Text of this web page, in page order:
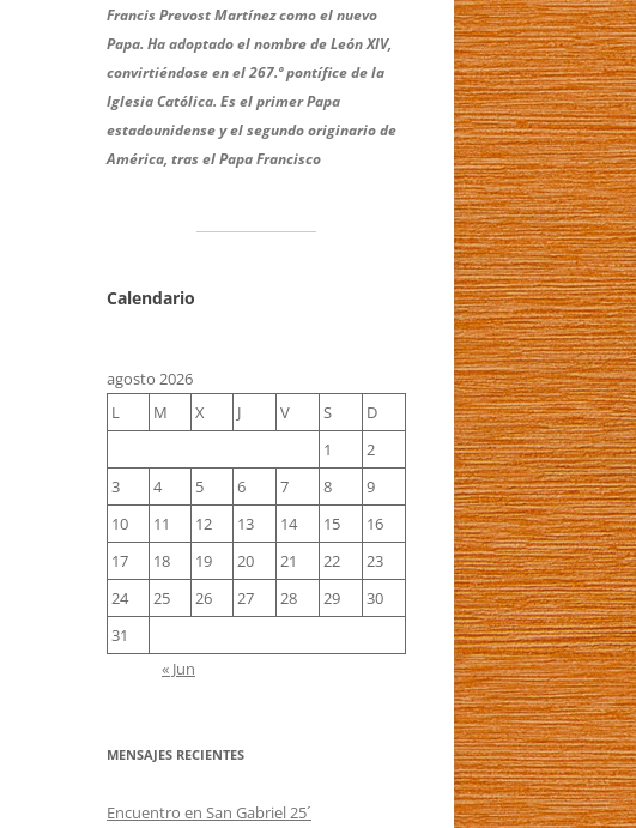
Francis Prevost Martínez como el nuevo
Papa. Ha adoptado el nombre de León XIV,
convirtiéndose en el 267.º pontífice de la
Iglesia Católica. Es el primer Papa
estadounidense y el segundo originario de
América, tras el Papa Francisco
Calendario
agosto 2026
L
M X J V S
D
1
2
3
4 5 6 7 8
9
10
11 12 13 14 15
16
17
18 19 20 21 22
23
24
25 26 27 28 29
30
31
« Jun
MENSAJES RECIENTES
Encuentro en San Gabriel 25´